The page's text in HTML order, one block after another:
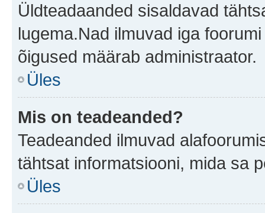
Üldteadaanded sisaldavad
lugema.Nad ilmuvad iga
õigused määrab administraator.
Üles
Mis on teadeanded?
Teadeanded ilmuvad
tähtsat informatsiooni, mida sa
Üles